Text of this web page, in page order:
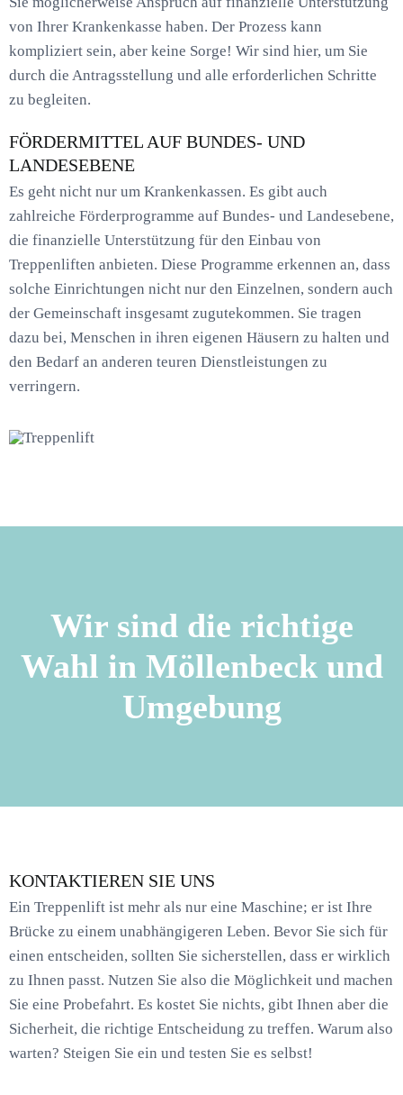
von Ihrer Krankenkasse haben. Der Prozess kann
kompliziert sein, aber keine Sorge! Wir sind hier, um Sie
durch die Antragsstellung und alle erforderlichen Schritte
zu begleiten.
FÖRDERMITTEL AUF BUNDES- UND
LANDESEBENE
Es geht nicht nur um Krankenkassen. Es gibt auch
zahlreiche Förderprogramme auf Bundes- und Landesebene,
die finanzielle Unterstützung für den Einbau von
Treppenliften anbieten. Diese Programme erkennen an, dass
solche Einrichtungen nicht nur den Einzelnen, sondern auch
der Gemeinschaft insgesamt zugutekommen. Sie tragen
dazu bei, Menschen in ihren eigenen Häusern zu halten und
den Bedarf an anderen teuren Dienstleistungen zu
verringern.
Wir sind die richtige
Wahl in Möllenbeck und
Umgebung
KONTAKTIEREN SIE UNS
Ein Treppenlift ist mehr als nur eine Maschine; er ist Ihre
Brücke zu einem unabhängigeren Leben. Bevor Sie sich für
einen entscheiden, sollten Sie sicherstellen, dass er wirklich
zu Ihnen passt. Nutzen Sie also die Möglichkeit und machen
Sie eine Probefahrt. Es kostet Sie nichts, gibt Ihnen aber die
Sicherheit, die richtige Entscheidung zu treffen. Warum also
warten? Steigen Sie ein und testen Sie es selbst!